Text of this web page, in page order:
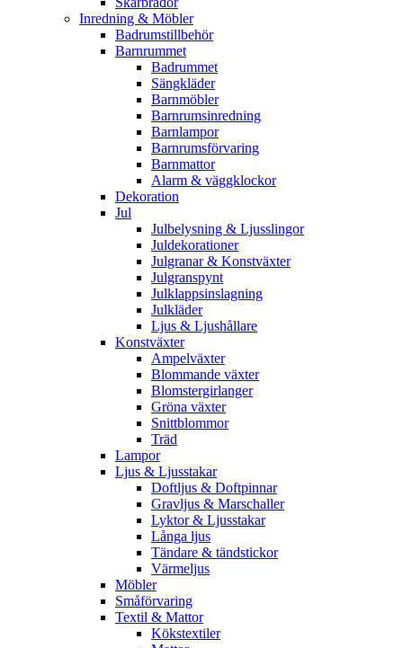
Inredning & Möbler
Badrumstillbehör
Barnrummet
Badrummet
Sängkläder
Barnmöbler
Barnrumsinredning
Barnlampor
Barnrumsförvaring
Barnmattor
Alarm & väggklockor
Dekoration
Jul
Julbelysning & Ljusslingor
Juldekorationer
Julgranar & Konstväxter
Julgranspynt
Julklappsinslagning
Julkläder
Ljus & Ljushållare
Konstväxter
Ampelväxter
Blommande växter
Blomstergirlanger
Gröna växter
Snittblommor
Träd
Lampor
Ljus & Ljusstakar
Doftljus & Doftpinnar
Gravljus & Marschaller
Lyktor & Ljusstakar
Långa ljus
Tändare & tändstickor
Värmeljus
Möbler
Småförvaring
Textil & Mattor
Kökstextiler